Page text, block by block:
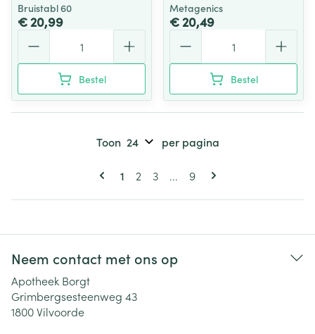
Bruistabl 60
€ 20,99
Bestel
Metagenics
€ 20,49
Bestel
Pagina's
U lees momenteel pagina
1 Pagina
2 Pagina
3 ... Pagina
9
Toon per pagina
Neem contact met ons op
Apotheek Borgt
Grimbergsesteenweg 43
1800Vilvoorde